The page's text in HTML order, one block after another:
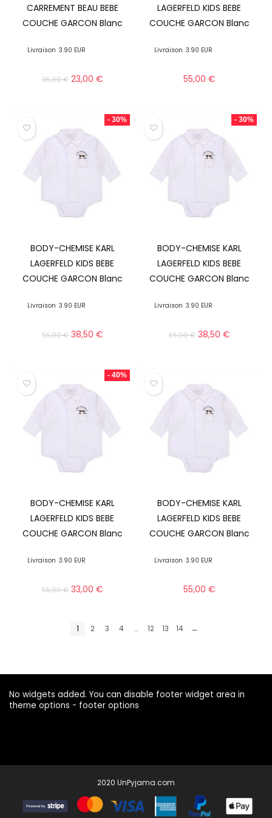
CARREMENT BEAU BEBE
COUCHE GARCON Blanc
Livraison 3.90 EUR
35,00€ 23,00 €
LAGERFELD KIDS BEBE
COUCHE GARCON Blanc
Livraison 3.90 EUR
55,00 €
- 30%
BODY-CHEMISE KARL
LAGERFELD KIDS BEBE
COUCHE GARCON Blanc
Livraison 3.90 EUR
55,00€ 38,50 €
- 30%
BODY-CHEMISE KARL
LAGERFELD KIDS BEBE
COUCHE GARCON Blanc
Livraison 3.90 EUR
55,00€ 38,50 €
- 40%
BODY-CHEMISE KARL
LAGERFELD KIDS BEBE
COUCHE GARCON Blanc
Livraison 3.90 EUR
55,00€ 33,00 €
BODY-CHEMISE KARL
LAGERFELD KIDS BEBE
COUCHE GARCON Blanc
Livraison 3.90 EUR
55,00 €
1 2 3 4 … 12 13 14 →
No widgets added. You can disable footer widget area in
theme options - footer options
2020 UnPyjama.com